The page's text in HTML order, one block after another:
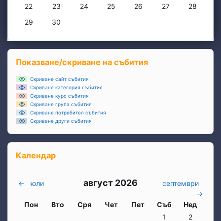
Няма събития, понеделник, 22 юни
22 Няма събития, вторник, 23 юни
23 Няма събития, сряда, 24 юни
24 Няма събития, четвъртък, 25 юни
25 Няма събития, петък, 26
26 Няма събития,
27 Няма
28
Няма събития, понеделник, 29 юни
29 Няма събития, вторник, 30 юни
30
Блокове
Прескочи Показване/скриване на събития
Показване/скриване на събития
Скриване сайт събития
Скриване категория събития
Скриване курс събития
Скриване група събития
Скриване потребител събития
Скриване други събития
Прескочи Календар
Календар
← юли август 2026
септември
→
Понеделник
Пон вторник
Вто Сряда
Сря четвъртък
Чет петък
Пет събота
Съб неделя
Нед
Няма събития,
1 Няма
2